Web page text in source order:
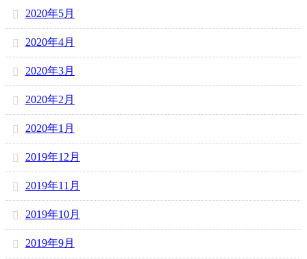
2020年5月
2020年4月
2020年3月
2020年2月
2020年1月
2019年12月
2019年11月
2019年10月
2019年9月